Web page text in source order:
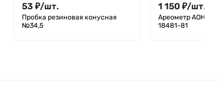
53 ₽/шт.
Пробка резиновая конусная
№34,5
1 150 ₽/шт.
Ареометр АОН-1
18481-81